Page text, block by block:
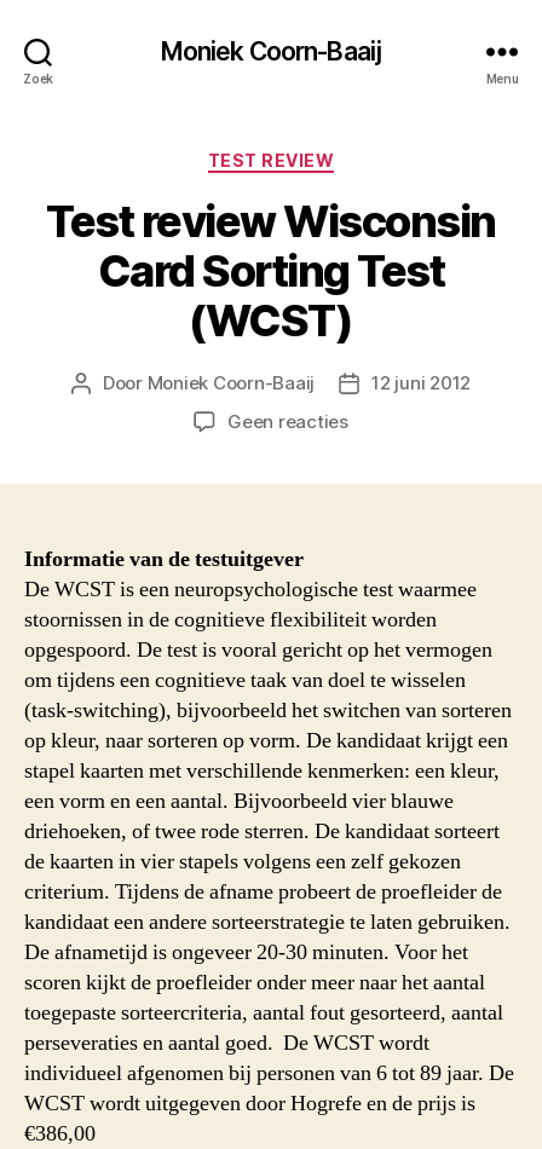
Zoek
Moniek Coorn-Baaij
Menu
Categorieën
TEST REVIEW
Test review Wisconsin
Card Sorting Test
(WCST)
Berichtauteur
Door Moniek Coorn-Baaij Berichtdatum
12 juni 2012
Geen reactiesop
Test
Informatie van de testuitgever
De WCST is een neuropsychologische test waarmee
stoornissen in de cognitieve flexibiliteit worden
opgespoord. De test is vooral gericht op het vermogen
om tijdens een cognitieve taak van doel te wisselen
(task-switching), bijvoorbeeld het switchen van sorteren
op kleur, naar sorteren op vorm. De kandidaat krijgt een
stapel kaarten met verschillende kenmerken: een kleur,
een vorm en een aantal. Bijvoorbeeld vier blauwe
driehoeken, of twee rode sterren. De kandidaat sorteert
de kaarten in vier stapels volgens een zelf gekozen
criterium. Tijdens de afname probeert de proefleider de
kandidaat een andere sorteerstrategie te laten gebruiken.
De afnametijd is ongeveer 20-30 minuten. Voor het
scoren kijkt de proefleider onder meer naar het aantal
toegepaste sorteercriteria, aantal fout gesorteerd, aantal
perseveraties en aantal goed. De WCST wordt
individueel afgenomen bij personen van 6 tot 89 jaar. De
WCST wordt uitgegeven door Hogrefe en de prijs is
€386,00